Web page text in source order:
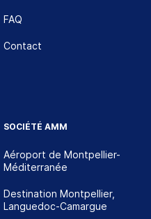
FAQ
Contact
SOCIÉTÉ AMM
Aéroport de Montpellier-
Méditerranée
Destination Montpellier,
Languedoc-Camargue